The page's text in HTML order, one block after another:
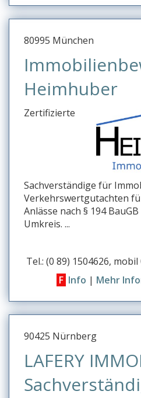
Veränderungen am
Verdienstausfallschäden
Verhalten von Hunden
Verkehrswertermittlung
Vermessungsbüros
Versicherungsschäden
Videoübewachung
xyz
KFZ-Sachverständige
Immobilienbewertung
Info
80995 München
Heimhuber
Zertifizierte
Sachverständige für
Verkehrswertgutachten
Anlässe nach § 194
Umkreis. ...
Tel.: (0 89) 1504626,
F Info | Mehr
90425 Nürnberg
LAFERY